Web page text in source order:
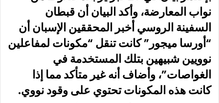
نواب المعارضة، وأكد البيان أن قبطان
السفينة الروسي أخبر المحققين الإسبان أن
“أورسا ميجور” كانت تنقل “مكونات لمفاعلين
نوويين شبيهين بتلك المستخدمة في
الغواصات”، وأضاف أنه غير متأكد مما إذا
كانت هذه المكونات تحتوي على وقود نووي.